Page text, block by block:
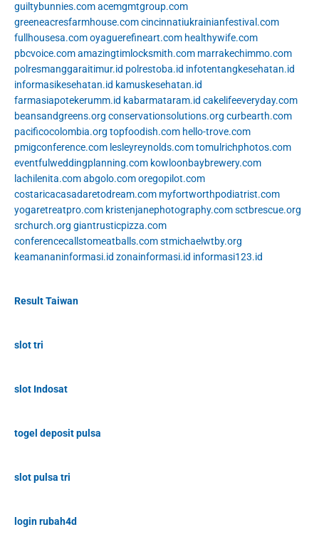
guiltybunnies.comacemgmtgroup.com
greeneacresfarmhouse.comcincinnatiukrainianfestival.com
fullhousesa.comoyaguerefineart.com healthywife.com
pbcvoice.comamazingtimlocksmith.com marrakechimmo.com
polresmanggaraitimur.id polrestoba.id infotentangkesehatan.id
informasikesehatan.id kamuskesehatan.id
farmasiapotekerumm.id kabarmataram.id cakelifeeveryday.com
beansandgreens.org conservationsolutions.org curbearth.com
pacificocolombia.org topfoodish.com hello-trove.com
pmigconference.com lesleyreynolds.comtomulrichphotos.com
eventfulweddingplanning.com kowloonbaybrewery.com
lachilenita.comabgolo.comoregopilot.com
costaricacasadaretodream.com myfortworthpodiatrist.com
yogaretreatpro.com kristenjanephotography.comsctbrescue.org
srchurch.org giantrusticpizza.com
conferencecallstomeatballs.comstmichaelwtby.org
keamananinformasi.id zonainformasi.id informasi123.id
Result Taiwan
slot tri
slot Indosat
togel deposit pulsa
slot pulsa tri
login rubah4d